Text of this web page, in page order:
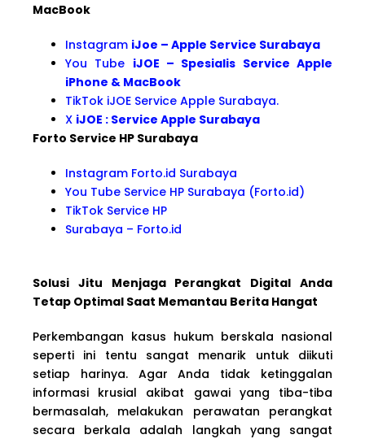
MacBook
Instagram iJoe – Apple Service Surabaya
You Tube iJOE – Spesialis Service Apple
iPhone & MacBook
TikTok iJOE Service Apple Surabaya.
X iJOE : Service Apple Surabaya
Forto Service HP Surabaya
Instagram Forto.id Surabaya
You Tube Service HP Surabaya (Forto.id)
TikTok Service HP
Surabaya – Forto.id
Solusi Jitu Menjaga Perangkat Digital Anda
Tetap Optimal Saat Memantau Berita Hangat
Perkembangan kasus hukum berskala nasional
seperti ini tentu sangat menarik untuk diikuti
setiap harinya. Agar Anda tidak ketinggalan
informasi krusial akibat gawai yang tiba-tiba
bermasalah, melakukan perawatan perangkat
secara berkala adalah langkah yang sangat